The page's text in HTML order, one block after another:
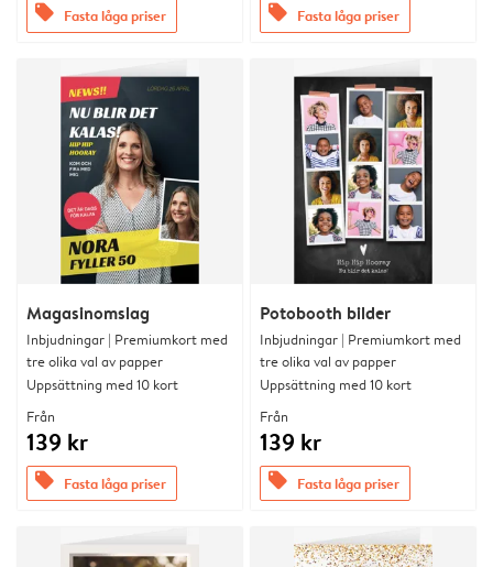
offers Fasta låga priser offers Fasta låga priser
Magasinomslag
Inbjudningar | Premiumkort med
tre olika val av papper
Uppsättning med 10 kort
Från
139 kr
offers Fasta låga priser
Potobooth bilder
Inbjudningar | Premiumkort med
tre olika val av papper
Uppsättning med 10 kort
Från
139 kr
offers Fasta låga priser